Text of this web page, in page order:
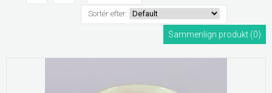
Sortér efter:
Sammenlign produkt (0)